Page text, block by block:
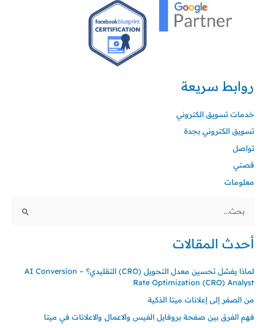
روابط سريعة
خدمات تسويق الكتروني
تسويق الكتروني بجدة
تواصل
قصتي
معلومات
البحث
أحدث المقالات
لماذا يفشل تحسين معدل التحويل (CRO) التقليدي؟ – AI Conversion
Rate Optimization (CRO) Analyst
من الصفر إلى إعلانات ميتا الذكية
فهم الفرق بين صفحة بروفايل الفيس والاعمال والاعلانات في ميتا